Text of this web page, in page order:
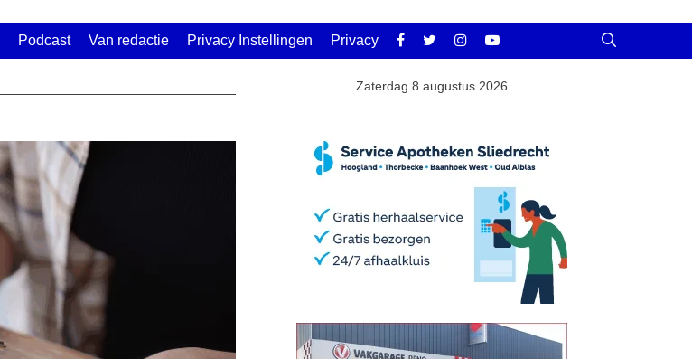
Podcast Van redactie Privacy Instellingen Privacy
Zaterdag 8 augustus 2026